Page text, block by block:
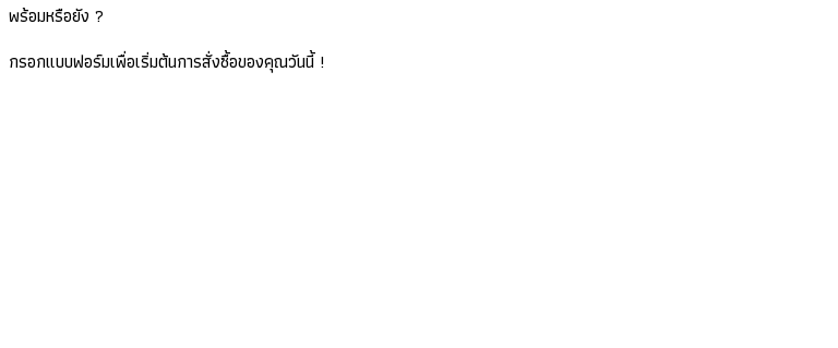
พร้อมหรือยัง ?
กรอกแบบฟอร์มเพื่อเริ่มต้นการสั่งซื้อของคุณวันนี้ !